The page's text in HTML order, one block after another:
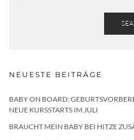
NEUESTE BEITRÄGE
BABY ON BOARD:
NEUE KURSSTARTS IM JULI
BRAUCHT MEIN BABY BEI HITZE